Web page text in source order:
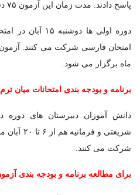
by Kavano Team 2016-18
پاسخ دادند. مدت زمان این آزمون ۷۵ دقیقه بود.
ماه برگزار می شود.
برنامه و بودجه بندی امتحانات میان ترم
دانش آموزان دبیرستان های دوره
شریعتی و
شرکت می کنند.
برای مطالعه برنامه و بودجه بندی